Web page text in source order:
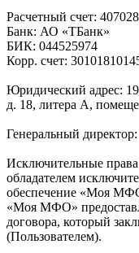
Расчетный счет:
Банк: АО «ТБанк»
БИК: 044525974
Корр. счет:
Юридический адрес:
д. 18, литера А,
Генеральный
Исключительные
обладателем
обеспечение «Моя
«Моя МФО»
договора, который
(Пользователем).